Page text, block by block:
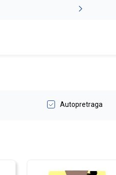
Autopretraga